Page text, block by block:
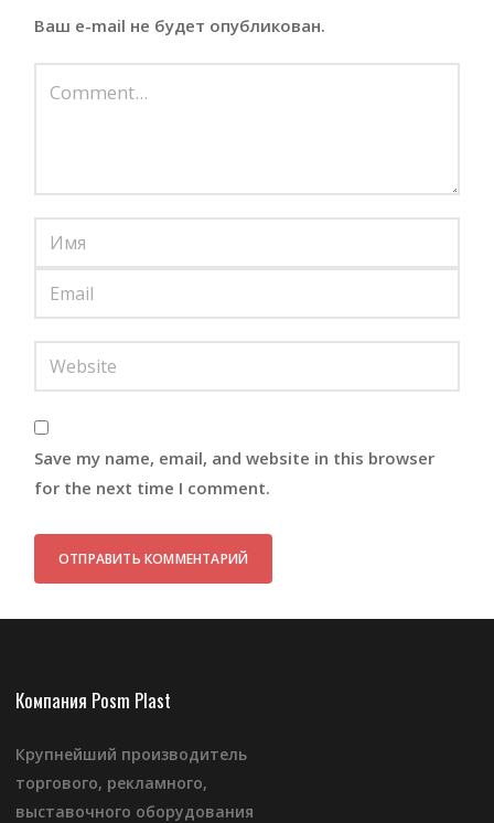
Ваш e-mail не будет опубликован.
Save my name, email, and website in this browser
for the next time I comment.
Компания Posm Plast
Крупнейший производитель
торгового, рекламного,
выставочного оборудования